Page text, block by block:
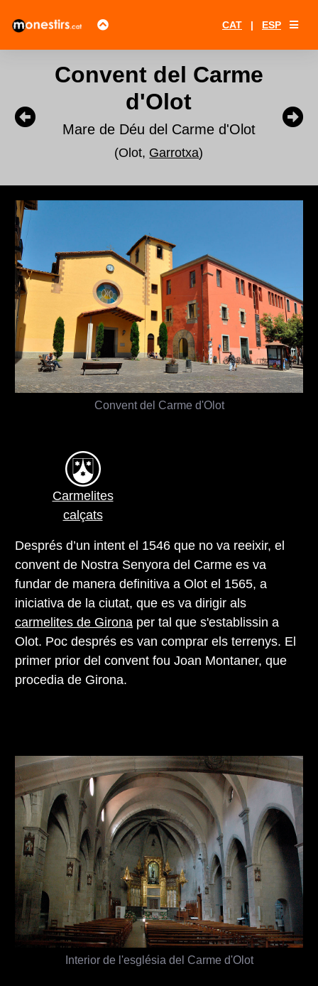
CAT | ESP
Convent del Carme
d'Olot
Mare de Déu del Carme d'Olot
(Olot, Garrotxa)
Convent del Carme d'Olot
Carmelites
calçats
Després d’un intent el 1546 que no va reeixir, el
convent de Nostra Senyora del Carme es va
fundar de manera definitiva a Olot el 1565, a
iniciativa de la ciutat, que es va dirigir als
carmelites de Girona per tal que s'establissin a
Olot. Poc després es van comprar els terrenys. El
primer prior del convent fou Joan Montaner, que
procedia de Girona.
Interior de l'església del Carme d'Olot